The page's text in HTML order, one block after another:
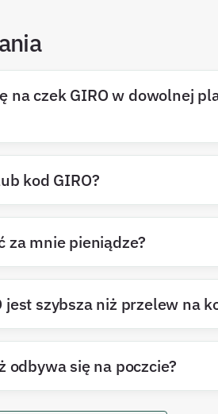
na czek GIRO w dowolnej
kod GIRO?
za mnie pieniądze?
jest szybsza niż przelew na
odbywa się na poczcie?